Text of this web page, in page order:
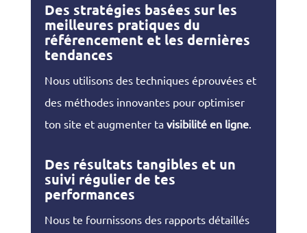
Des stratégies basées sur les
meilleures pratiques du
référencement et les dernières
tendances
Nous utilisons des techniques éprouvées et
des méthodes innovantes pour optimiser
ton site et augmenter ta visibilité en ligne.
Des résultats tangibles et un
suivi régulier de tes
performances
Nous te fournissons des rapports détaillés